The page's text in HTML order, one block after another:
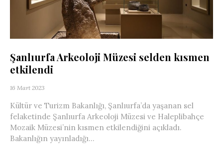
Şanlıurfa Arkeoloji Müzesi selden kısmen
etkilendi
16 Mart 2023
Kültür ve Turizm Bakanlığı, Şanlıurfa’da yaşanan sel
felaketinde Şanlıurfa Arkeoloji Müzesi ve Haleplibahçe
Mozaik Müzesi’nin kısmen etkilendiğini açıkladı.
Bakanlığın yayınladığı...